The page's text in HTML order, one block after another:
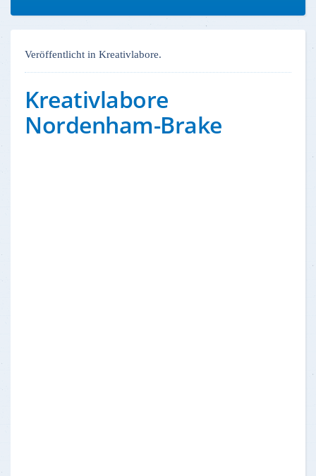
Veröffentlicht in Kreativlabore.
Kreativlabore
Nordenham-Brake